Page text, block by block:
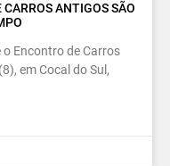
ANTIGOS SÃO
o Encontro de Carros
em Cocal do Sul,